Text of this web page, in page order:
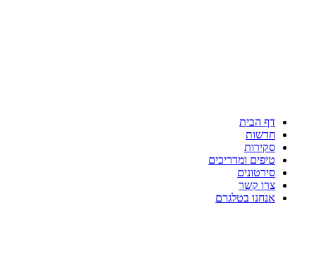
דף הבית
חדשות
סקירות
טיפים ומדריכים
סירטונים
צרו קשר
אנחנו בטלגרם